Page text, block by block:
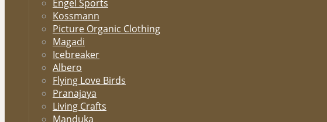
Engel Sports
Kossmann
Picture Organic Clothing
Magadi
Icebreaker
Albero
Flying Love Birds
Pranajaya
Living Crafts
Manduka